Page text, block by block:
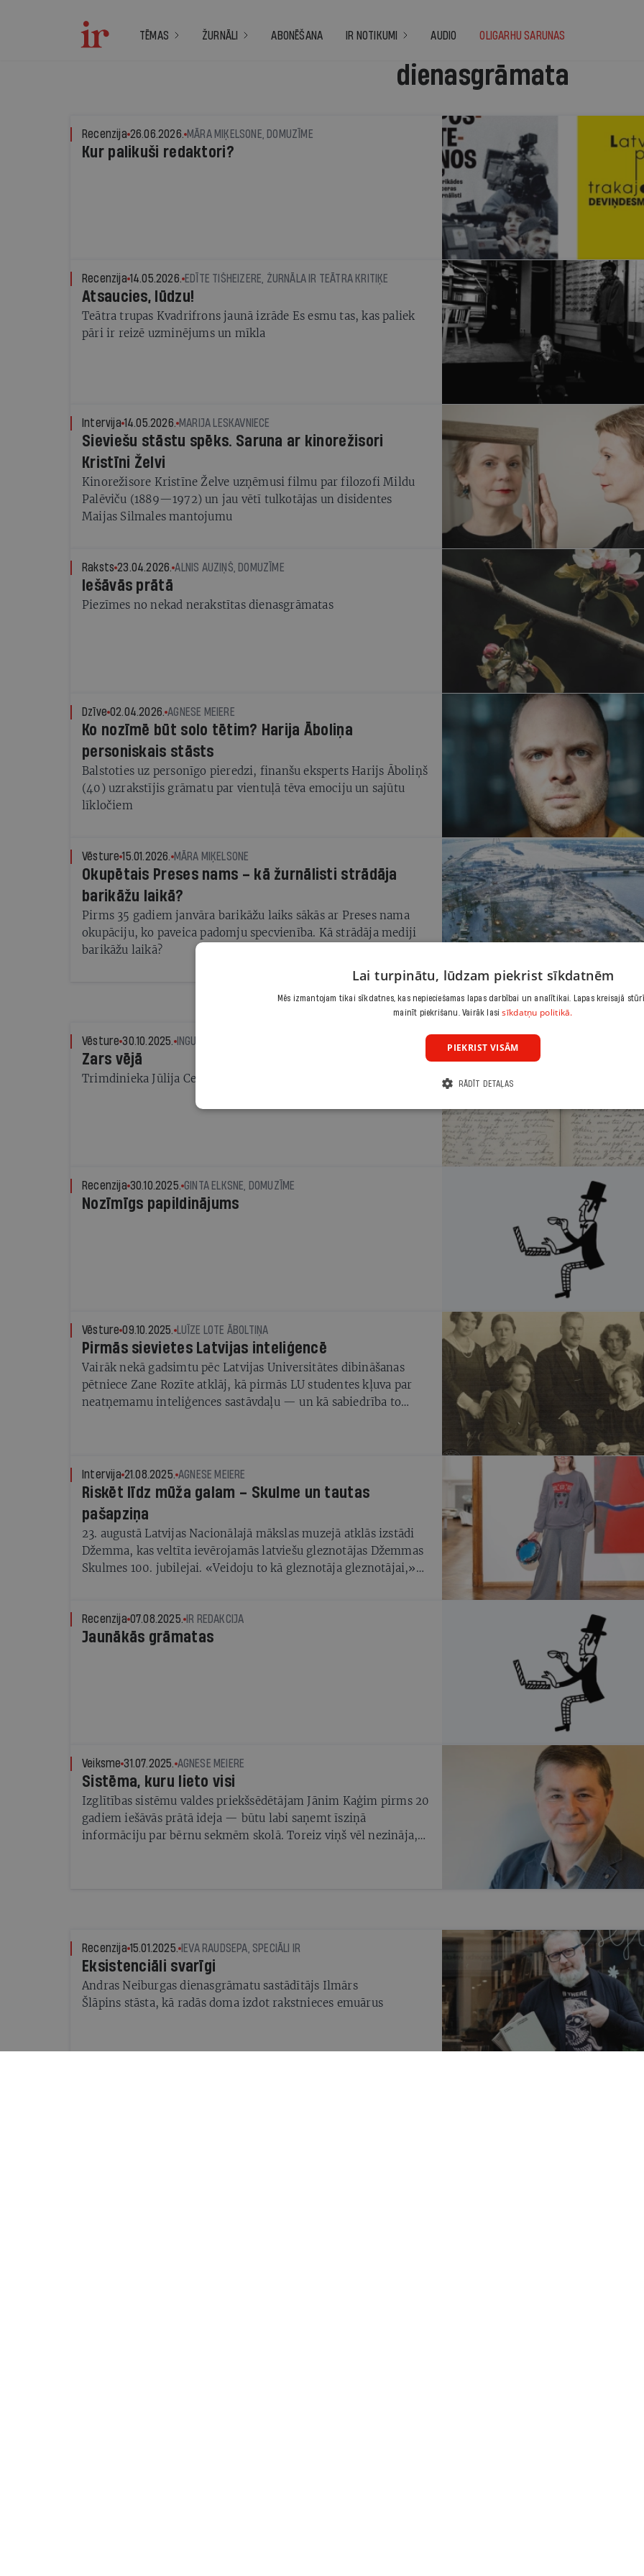
TĒMAS ŽURNĀLI ABONĒŠANA IR NOTIKUMI AUDIO OLIGARHU SARUNAS
dienasgrāmata
Recenzija 26.06.2026. MĀRA MIĶELSONE, DOMUZĪME
Kur palikuši redaktori?
Recenzija 14.05.2026. EDĪTE TIŠHEIZERE, ŽURNĀLA IR TEĀTRA KRITIĶE
Atsaucies, lūdzu!
Teātra trupas Kvadrifrons jaunā izrāde Es esmu tas, kas paliek
pāri ir reizē uzminējums un mīkla
Intervija 14.05.2026. MARIJA LESKAVNIECE
Sieviešu stāstu spēks. Saruna ar kinorežisori
Kristīni Želvi
Kinorežisore Kristīne Želve uzņēmusi filmu par filozofi Mildu
Palēviču (1889—1972) un jau vētī tulkotājas un disidentes
Maijas Silmales mantojumu
Raksts 23.04.2026. ALNIS AUZIŅŠ, DOMUZĪME
Iešāvās prātā
Piezīmes no nekad nerakstītas dienasgrāmatas
Dzīve 02.04.2026. AGNESE MEIERE
Ko nozīmē būt solo tētim? Harija Āboliņa
personiskais stāsts
Balstoties uz personīgo pieredzi, finanšu eksperts Harijs Āboliņš
(40) uzrakstījis grāmatu par vientuļā tēva emociju un sajūtu
līkločiem
Vēsture 15.01.2026. MĀRA MIĶELSONE
Okupētais Preses nams – kā žurnālisti strādāja
barikāžu laikā?
Pirms 35 gadiem janvāra barikāžu laiks sākās ar Preses nama
okupāciju, ko paveica padomju specvienība. Kā strādāja mediji
barikāžu laikā?
Vēsture 30.10.2025. INGUNA DAUKSTE-SILASPROĢE, DOMUZĪME
Zars vējā
Trimdinieka Jūlija Celmiņa dienasgrāmatu lappuses
Recenzija 30.10.2025. GINTA ELKSNE, DOMUZĪME
Nozīmīgs papildinājums
Vēsture 09.10.2025. LUĪZE LOTE ĀBOLTIŅA
Pirmās sievietes Latvijas inteliģencē
Vairāk nekā gadsimtu pēc Latvijas Universitātes dibināšanas
pētniece Zane Rozīte atklāj, kā pirmās LU studentes kļuva par
neatņemamu inteliģences sastāvdaļu — un kā sabiedrība to
Intervija 21.08.2025. AGNESE MEIERE
Riskēt līdz mūža galam – Skulme un tautas
pašapziņa
23. augustā Latvijas Nacionālajā mākslas muzejā atklās izstādi
Džemma, kas veltīta ievērojamās latviešu gleznotājas Džemmas
Skulmes 100. jubilejai. «Veidoju to kā gleznotāja gleznotājai,»
Recenzija 07.08.2025. IR REDAKCIJA
Jaunākās grāmatas
Veiksme 31.07.2025. AGNESE MEIERE
Sistēma, kuru lieto visi
Izglītības sistēmu valdes priekšsēdētājam Jānim Kaģim pirms 20
gadiem iešāvās prātā ideja — būtu labi saņemt īsziņā
informāciju par bērnu sekmēm skolā. Toreiz viņš vēl nezināja,
Recenzija 15.01.2025. IEVA RAUDSEPA, SPECIĀLI IR
Eksistenciāli svarīgi
Andras Neiburgas dienasgrāmatu sastādītājs Ilmārs
Šlāpins stāsta, kā radās doma izdot rakstnieces emuārus
Lai turpinātu, lūdzam piekrist sīkdatnēm
Mēs izmantojam tikai sīkdatnes, kas nepieciešamas lapas darbībai un analītikai. Lapas kreisajā
mainīt piekrišanu. Vairāk lasisīkdatņu politikā.
PIEKRIST VISĀM
RĀDĪT DETAĻAS